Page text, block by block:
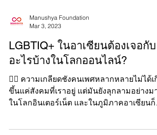
Mar 3, 2023
LGBTIQ+ ในอาเซียนต้องเจอกับ
อะไรบ้างในโลกออนไลน์?
🏳️‍🌈 ความเกลียดชังคนเพศหลากหลายไม่ได้เกิ
ขึ้นแค่สังคมที่เราอยู่ แต่มันยังลุกลามอย่างมา
เช่นกัน...